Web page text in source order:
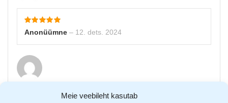
Meie veebileht kasutab
Anonüümne – 12. dets. 2024